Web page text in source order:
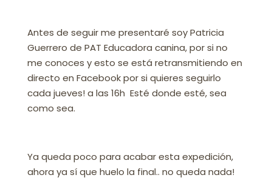
Antes de seguir me presentaré soy Patricia
Guerrero de PAT Educadora canina, por si no
me conoces y esto se está retransmitiendo en
directo en Facebook por si quieres seguirlo
cada jueves! a las 16h Esté donde esté, sea
como sea.
Ya queda poco para acabar esta expedición,
ahora ya sí que huelo la final.. no queda nada!